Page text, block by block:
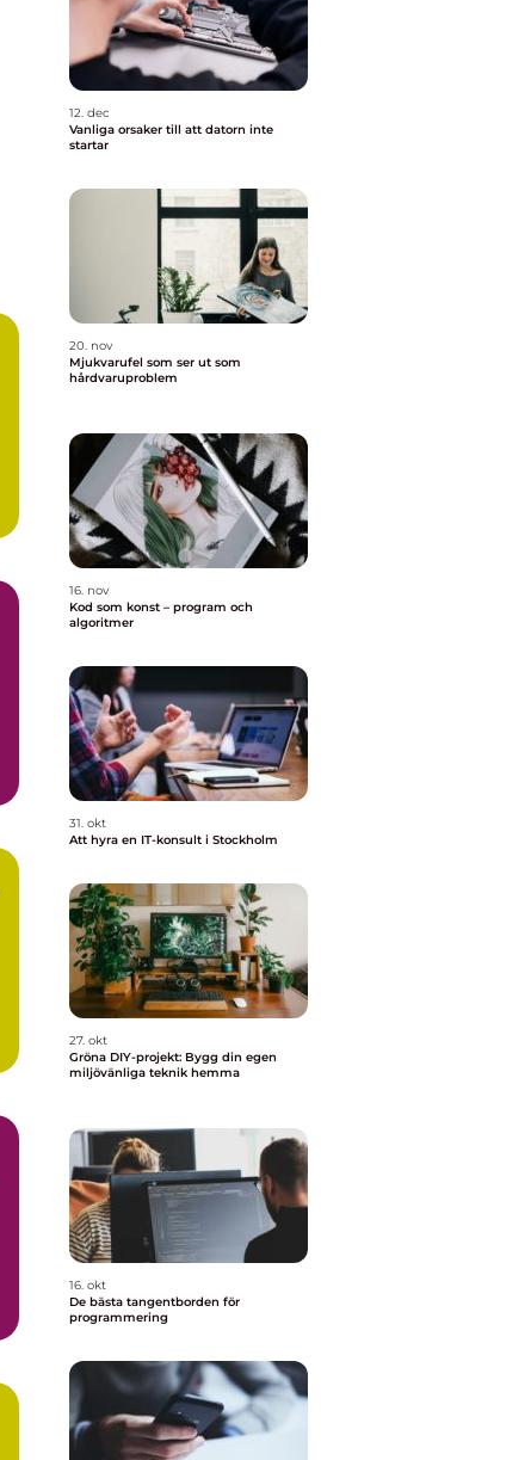
12. dec
Vanliga orsaker till att datorn inte
startar
20. nov
Mjukvarufel som ser ut som
hårdvaruproblem
16. nov
Kod som konst – program och
algoritmer
31. okt
Att hyra en IT-konsult i Stockholm
27. okt
Gröna DIY-projekt: Bygg din egen
miljövänliga teknik hemma
16. okt
De bästa tangentborden för
programmering